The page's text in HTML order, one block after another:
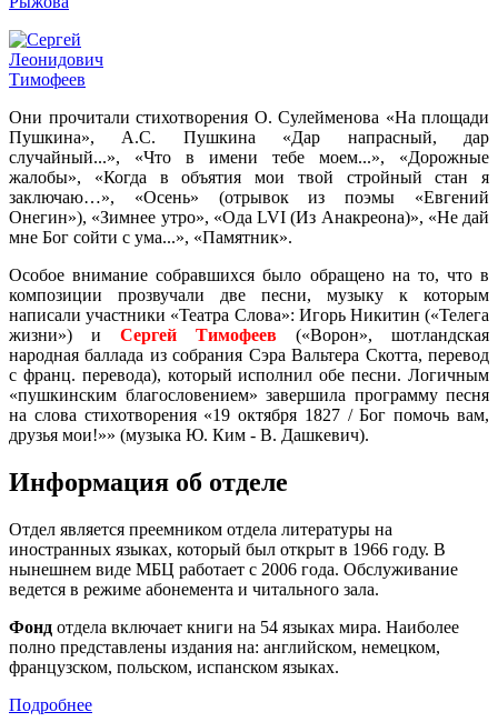
Они прочитали стихотворения О. Сулейменова «На площади
Пушкина», А.С. Пушкина «Дар напрасный, дар
случайный...», «Что в имени тебе моем...», «Дорожные
жалобы», «Когда в объятия мои твой стройный стан я
заключаю…», «Осень» (отрывок из поэмы «Евгений
Онегин»), «Зимнее утро», «Ода LVI (Из Анакреона)», «Не дай
мне Бог сойти с ума...», «Памятник».
Особое внимание собравшихся было обращено на то, что в
композиции прозвучали две песни, музыку к которым
написали участники «Театра Слова»: Игорь Никитин («Телега
жизни») и Сергей Тимофеев
(«Ворон», шотландская
народная баллада из собрания Сэра Вальтера Скотта, перевод
с франц. перевода), который исполнил обе песни. Логичным
«пушкинским благословением» завершила программу песня
на слова стихотворения «19 октября 1827 / Бог помочь вам,
друзья мои!»» (музыка Ю. Ким - В. Дашкевич).
Информация об отделе
Отдел является преемником отдела литературы на
иностранных языках, который был открыт в 1966 году. В
нынешнем виде МБЦ работает с 2006 года. Обслуживание
ведется в режиме абонемента и читального зала.
Фонд отдела включает книги на 54 языках мира. Наиболее
полно представлены издания на: английском, немецком,
французском, польском, испанском языках.
Подробнее